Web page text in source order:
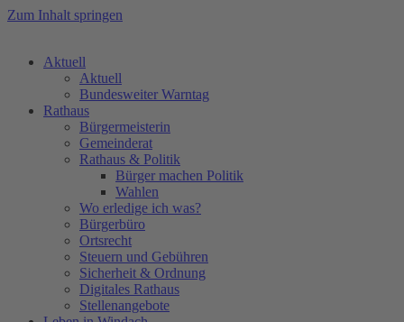
Zum Inhalt springen
Aktuell
Aktuell
Bundesweiter Warntag
Rathaus
Bürgermeisterin
Gemeinderat
Rathaus & Politik
Bürger machen Politik
Wahlen
Wo erledige ich was?
Bürgerbüro
Ortsrecht
Steuern und Gebühren
Sicherheit & Ordnung
Digitales Rathaus
Stellenangebote